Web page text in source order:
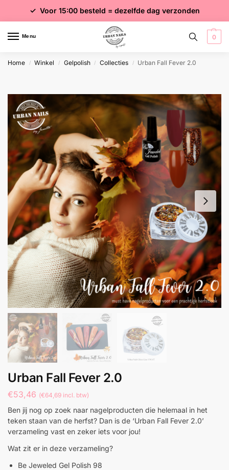
✓ Gratis verzending vanaf €75 excl. btw
✓ Voor 15:00 besteld = dezelfde dag verzonden
✓ Meer dan 4000 producten
Menu 0
Home / Winkel / Gelpolish / Collecties / Urban Fall Fever 2.0
Urban Fall Fever 2.0
€53,46 (€64,69 incl. btw)
Ben jij nog op zoek naar nagelproducten die helemaal in het
teken staan van de herfst? Dan is de ‘Urban Fall Fever 2.0’
verzameling vast en zeker iets voor jou!
Wat zit er in deze verzameling?
Be Jeweled Gel Polish 98